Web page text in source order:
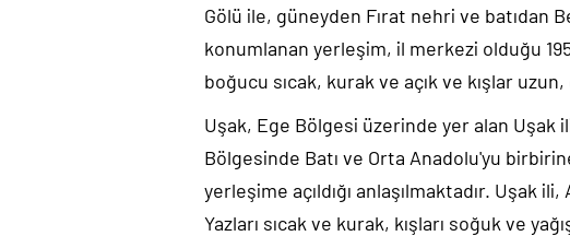
Gölü ile, güneyden Fırat nehri ve
konumlanan yerleşim, il merkezi olduğu
boğucu sıcak, kurak ve açık ve kışlar
Uşak, Ege Bölgesi üzerinde yer alan Uşak
Bölgesinde Batı ve Orta Anadolu'yu
yerleşime açıldığı anlaşılmaktadır. Uşak
Yazları sıcak ve kurak, kışları soğuk ve